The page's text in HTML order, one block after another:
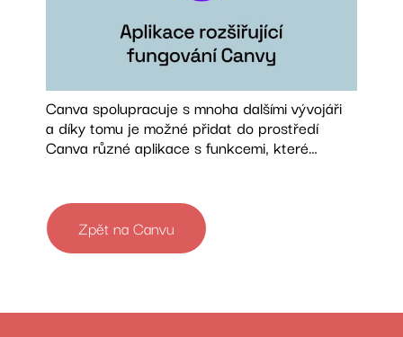
Canva spolupracuje s mnoha dalšími vývojáři
a díky tomu je možné přidat do prostředí
Canva různé aplikace s funkcemi, které…
Zpět na Canvu